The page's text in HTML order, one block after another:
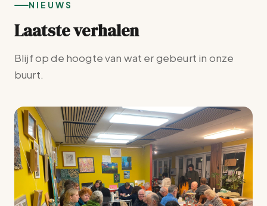
NIEUWS
Laatste verhalen
Blijf op de hoogte van wat er gebeurt in onze
buurt.